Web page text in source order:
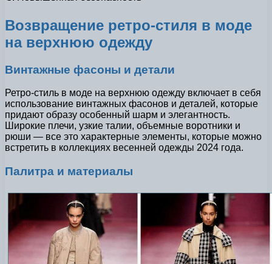
Возвращение ретро-стиля в моде
на верхнюю одежду
Винтажные фасоны и детали
Ретро-стиль в моде на верхнюю одежду включает в себя
использование винтажных фасонов и деталей, которые
придают образу особенный шарм и элегантность.
Широкие плечи, узкие талии, объемные воротники и
рюши — все это характерные элементы, которые можно
встретить в коллекциях весенней одежды 2024 года.
Палитра и материалы